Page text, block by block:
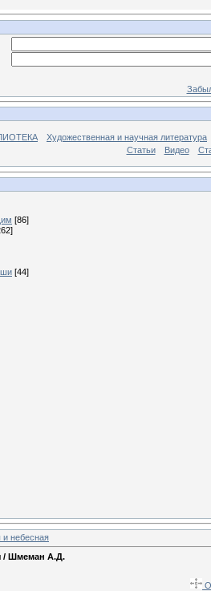
Художественная и научная литература
Статьи
Видео
[86]
[44]
и небесная
/ Шмеман А.Д.